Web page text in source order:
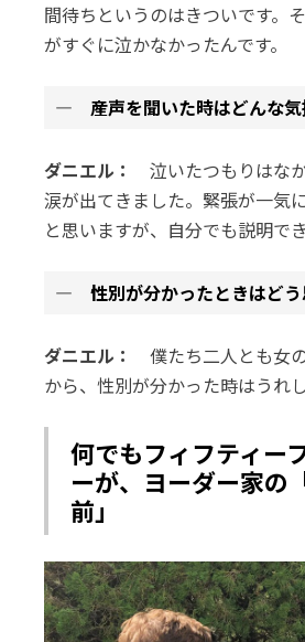
間待ちというのはきついです
がすぐに泣かなかったんです。
― 産声を聞いた時はどんな気
ダニエル：泣いたつもりはな
涙が出てきました。緊張が一気
と思いますが、自分でも説明で
― 性別が分かったときはどう
ダニエル：僕たち二人とも女
から、性別が分かった時はうれ
何でもフィフティー
ーが、ヨーダー家の
前」